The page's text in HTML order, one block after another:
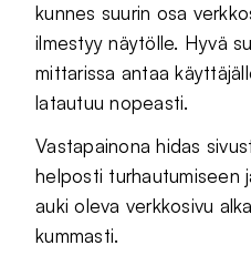
kunnes suurin osa
ilmestyy näytölle. Hyvä
mittarissa antaa
latautuu nopeasti.
Vastapainona hidas
helposti turhautumiseen
auki oleva verkkosivu
kummasti.